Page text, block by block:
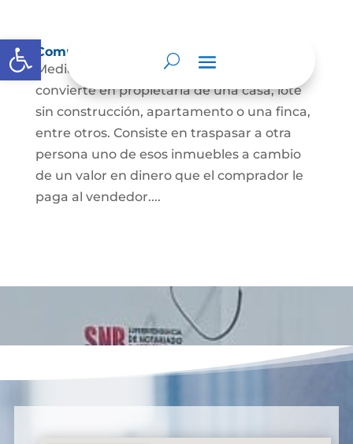
Abrir barra de herramientas
Compraventa de inmuebles
Mediante este contrato, una persona se
convierte en propietaria de una casa, lote
sin construcción, apartamento o una finca,
entre otros. Consiste en traspasar a otra
persona uno de esos inmuebles a cambio
de un valor en dinero que el comprador le
paga al vendedor....